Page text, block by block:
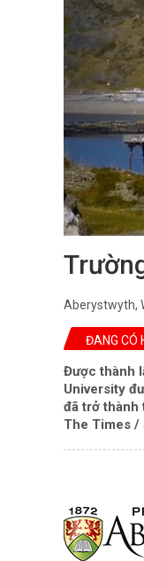
Aberystwyth,
ĐANG CÓ
Được thành
University
đã trở thành
The Times /